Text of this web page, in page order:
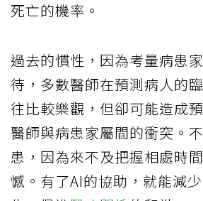
死亡的機率。
過去的慣性，因為考量病患
待，多數醫師在預測病人的
往比較樂觀，但卻可能造成
醫師與病患家屬間的衝突。
患，因為來不及把握相處時
憾。有了AI的協助，就能減